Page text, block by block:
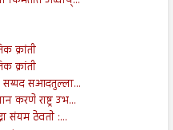
क्रांती
क्रांती
सय्यद सआदतुल्ला...
करणे राष्ट्र उभ...
संयम ठेवतो :...